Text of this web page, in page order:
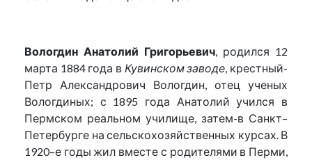
Вологдин Анатолий Григорьевич, родился 12
марта 1884 года в Кувинском заводе, крестный-
Петр Александрович Вологдин, отец ученых
Вологдиных; с 1895 года Анатолий учился в
Пермском реальном училище, затем-в Санкт–
Петербурге на сельскохозяйственных курсах. В
1920–е годы жил вместе с родителями в Перми,